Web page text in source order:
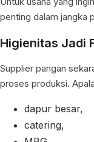
penting dalam jangka
Higienitas Jadi
Supplier pangan
proses produksi.
dapur besar,
catering,